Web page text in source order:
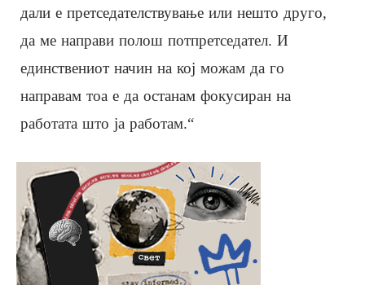
дали е претседателствување или нешто друго,
да ме направи полош потпретседател. И
единствениот начин на кој можам да го
направам тоа е да останам фокусиран на
работата што ја работам.“